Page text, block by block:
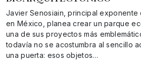
Javier Senosiain, principal
en México, planea crear un parque
una de sus proyectos más
todavía no se acostumbra al sencillo
una puerta: esos objetos…